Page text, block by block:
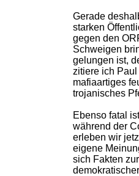
Gerade
starken
gegen den
Schweigen
gelungen ist,
zitiere ich
mafiaartiges
trojanisches
Ebenso fatal
während der
erleben wir
eigene
sich Fakten